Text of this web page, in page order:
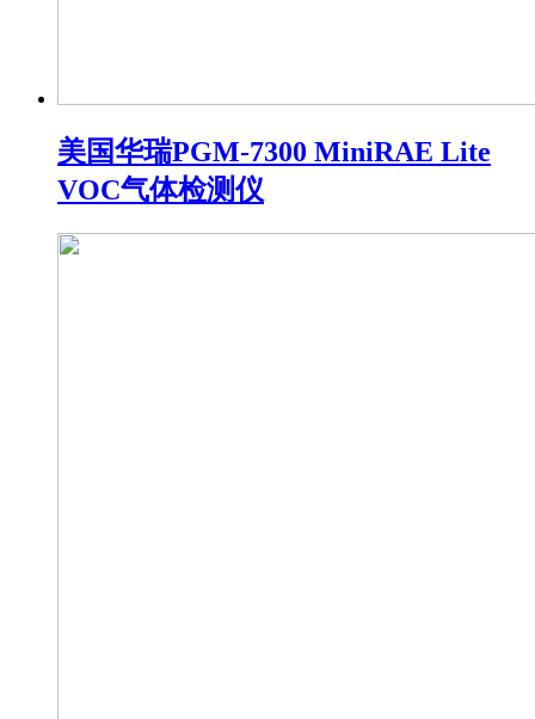
美国华瑞PGM-7300 MiniRAE Lite
VOC气体检测仪